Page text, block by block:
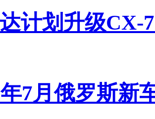
计划升级CX-
7月俄罗斯新